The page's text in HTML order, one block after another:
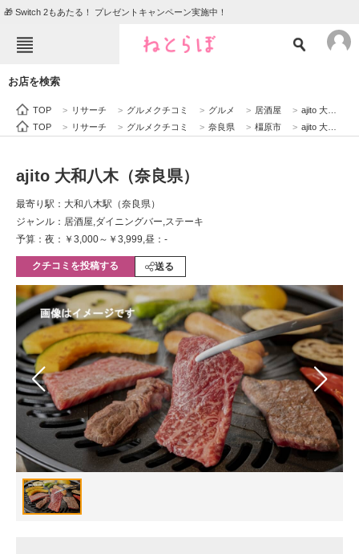
🎁 Switch 2もあたる！ プレゼントキャンペーン実施中！
エンタメ クイズ
住まい 教育・育児
動物 リサーチ
メディア
注目記事を集めた総合ページ
ITの今と未来を見通す
スマホと通信の最新トレンド
進化するPCとデバイスの未来
好きが集まる 比べて選べる
ビジネスと働き方のヒント
お店を検索
TOP > リサーチ > グルメクチコミ > グルメ > 居酒屋 > ajito 大和八木（奈良県）
TOP
> リサーチ > グルメクチコミ > 奈良県 > 橿原市 > ajito 大和八木（奈良県）
ajito 大和八木（奈良県）
最寄り駅：大和八木駅（奈良県）
ジャンル：居酒屋,ダイニングバー,ステーキ
予算：夜：￥3,000～￥3,999,昼：-
クチコミを投稿する 送る